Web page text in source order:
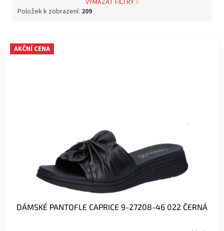
VYMAZAT FILTRY
Položek k zobrazení: 209
V AKČNÍ CENA
DÁMSKÉ PANTOFLE CAPRICE 9-27208-46 022 ČERNÁ